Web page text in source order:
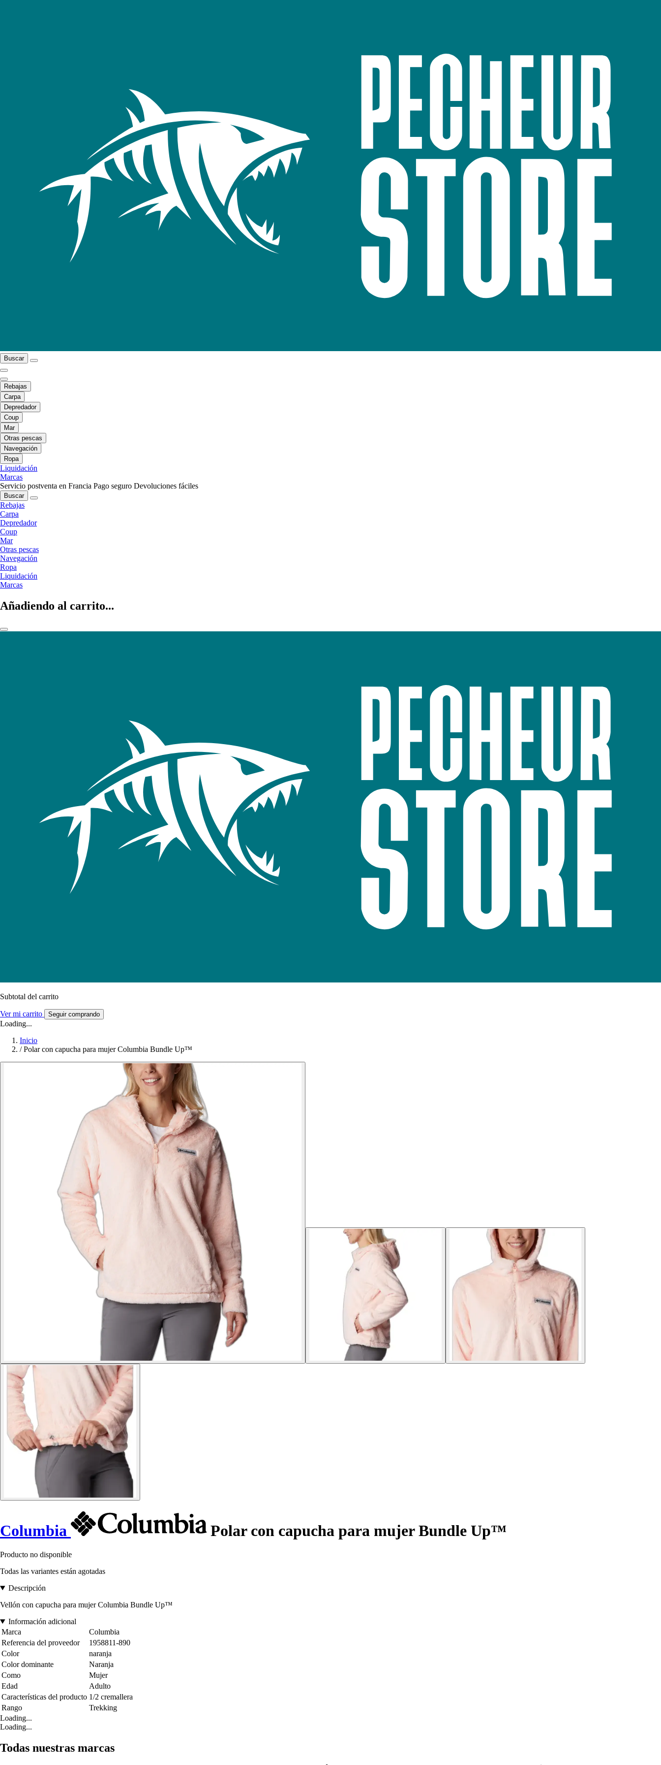
Buscar
Rebajas
Carpa
Depredador
Coup
Mar
Otras pescas
Navegación
Ropa
Liquidación
Marcas
Servicio postventa en Francia Pago seguro Devoluciones fáciles
Buscar
Rebajas
Carpa
Depredador
Coup
Mar
Otras pescas
Navegación
Ropa
Liquidación
Marcas
Añadiendo al carrito...
Subtotal del carrito
Ver mi carrito Seguir comprando
Loading...
Inicio
/ Polar con capucha para mujer Columbia Bundle Up™
Columbia Polar con capucha para mujer Bundle Up™
Producto no disponible
Todas las variantes están agotadas
Descripción
Vellón con capucha para mujer Columbia Bundle Up™
Información adicional
Marca
Columbia
Referencia del proveedor
1958811-890
Color
naranja
Color dominante
Naranja
Como
Mujer
Edad
Adulto
Características del producto 1/2 cremallera
Rango
Trekking
Loading...
Loading...
Todas nuestras marcas